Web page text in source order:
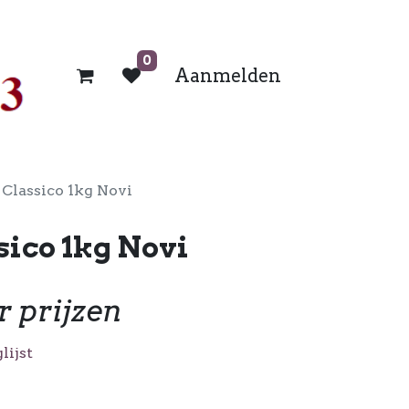
0
Aanmelden
1kg Novi
1kg Novi
prijzen